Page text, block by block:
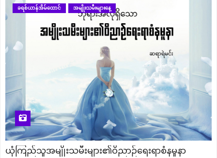
ခရစ်ယာန်အိမ်ထောင် အမျိုးသမီးများနေ့
ယုံကြည်သူအမျိုးသမီးများ၏ဝိညာဉ်ရေးရာစံနမူနာ